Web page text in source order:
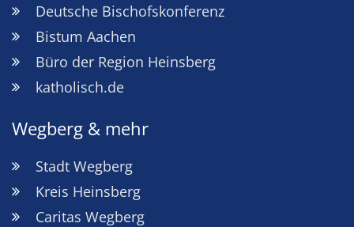
Deutsche Bischofskonferenz
Bistum Aachen
Büro der Region Heinsberg
katholisch.de
Wegberg & mehr
Stadt Wegberg
Kreis Heinsberg
Caritas Wegberg